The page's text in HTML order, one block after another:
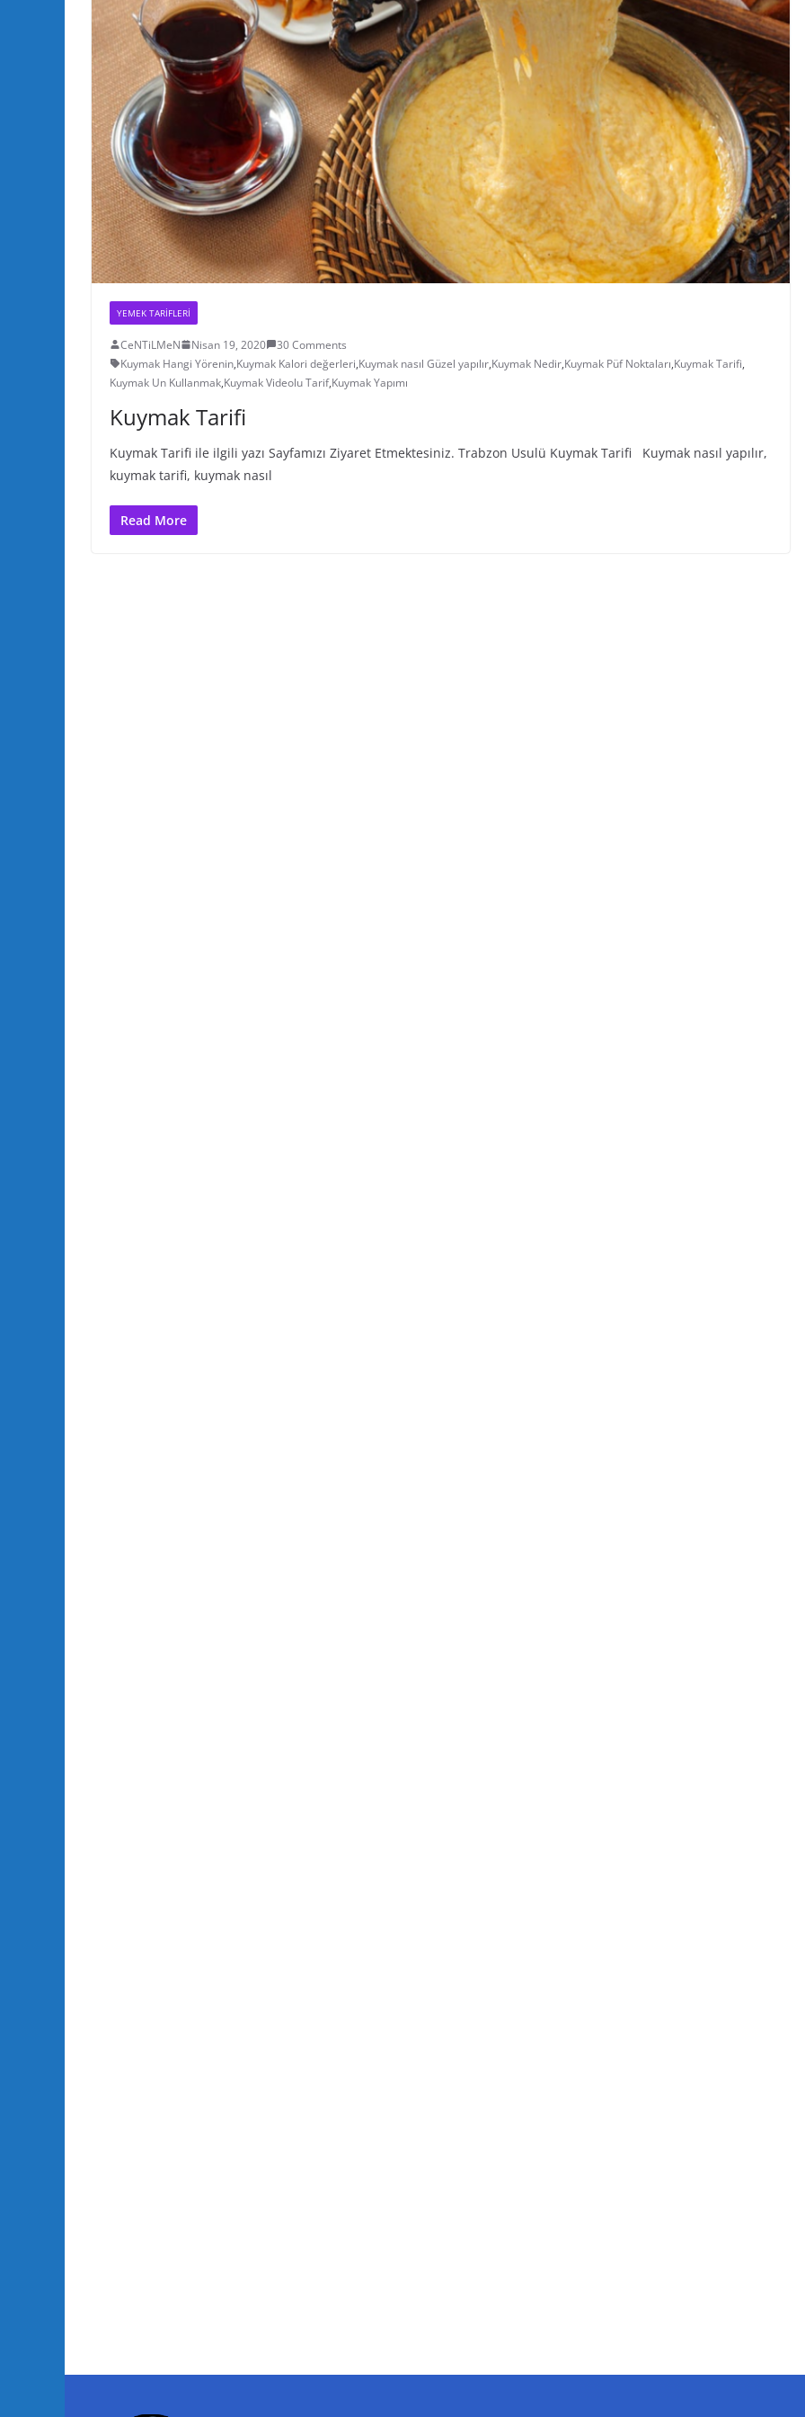
YEMEK TARIFLERI
CeNTiLMeN Nisan 19, 2020
30 Comments
Kuymak Hangi Yörenin,Kuymak Kalori değerleri,Kuymak nasıl Güzel yapılır,Kuymak Nedir,Kuymak Püf Noktaları,Kuymak Tarifi,
Kuymak Un Kullanmak,Kuymak Videolu Tarif,Kuymak Yapımı
Kuymak Tarifi
Kuymak Tarifi ile ilgili yazı Sayfamızı Ziyaret Etmektesiniz. Trabzon Usulü Kuymak Tarifi Kuymak nasıl yapılır,
kuymak tarifi, kuymak nasıl
Read More